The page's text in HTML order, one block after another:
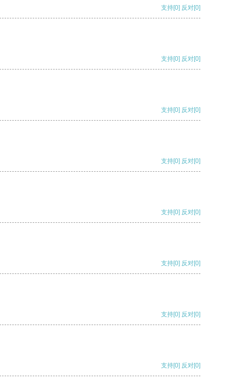
支持[0] 反对[0]
支持[0] 反对[0]
支持[0] 反对[0]
支持[0] 反对[0]
支持[0] 反对[0]
支持[0] 反对[0]
支持[0] 反对[0]
支持[0] 反对[0]